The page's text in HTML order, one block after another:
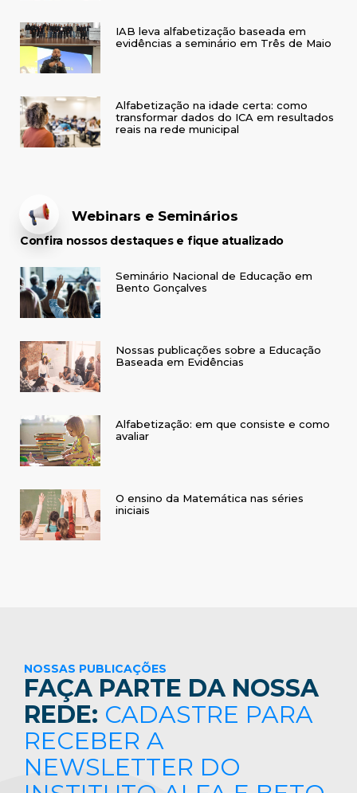
IAB leva alfabetização baseada em
evidências a seminário em Três de Maio
Alfabetização na idade certa: como
transformar dados do ICA em resultados
reais na rede municipal
Webinars e Seminários
Confira nossos destaques e fique atualizado
Seminário Nacional de Educação em
Bento Gonçalves
Nossas publicações sobre a Educação
Baseada em Evidências
Alfabetização: em que consiste e como
avaliar
O ensino da Matemática nas séries
iniciais
NOSSAS PUBLICAÇÕES
FAÇA PARTE DA NOSSA
REDE: CADASTRE PARA
RECEBER A
NEWSLETTER DO